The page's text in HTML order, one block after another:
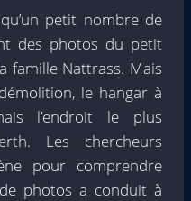
petit nombre de
des photos du petit
famille Nattrass. Mais
le hangar à
l’endroit le plus
Les chercheurs
pour comprendre
photos a conduit à